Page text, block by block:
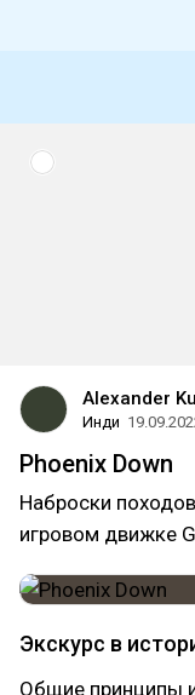
Alexander
Инди
Phoenix Down
Наброски
игровом движке
Экскурс в
Общие принципы